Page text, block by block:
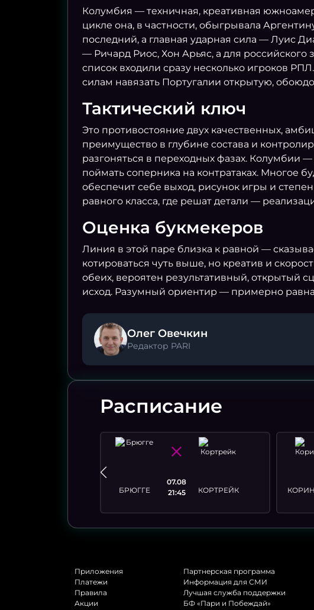
Колумбия — техничная, креативная
цикле она, в частности, обыгрывала
последний, а главная ударная сила — Луис
— Ричард Риос, Хон Арьяс, а для
список входили сразу несколько игроков
силам навязать Португалии открытую,
Тактический ключ
Это противостояние двух качественных,
преимущество в глубине состава и
разгоняться в переходных фазах. Колумбии
поймать соперника на контратаках. Многое
обеспечит себе выход, рисунок игры и
равного класса, где решат детали —
Оценка букмекеров
Линия в этой паре близка к равной —
котироваться чуть выше, но креатив и
обеих, вероятен результативный, открытый
исход. Разумный ориентир — примерно
Олег Овечкин
Редактор PARI
Расписание
БРЮГГЕ
07.08
21:45
КОРТРЕЙК
Приложения
Платежи
Правила
Акции
Партнерская программа
Информация для СМИ
Лучшая служба поддержки
БФ «Пари и Побеждай»